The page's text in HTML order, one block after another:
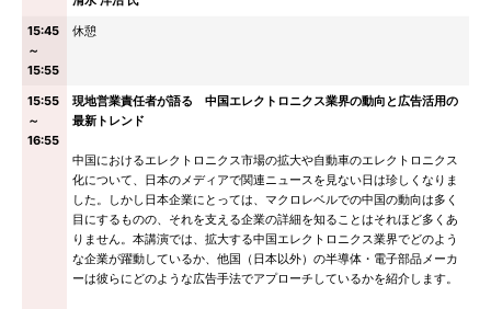
15:45
～
15:55
休憩
15:55
～
16:55
現地営業責任者が語る 中国エレクトロニクス業界の動向と広告活用の
最新トレンド
中国におけるエレクトロニクス市場の拡大や自動車のエレクトロニクス
化について、日本のメディアで関連ニュースを見ない日は珍しくなりま
した。しかし日本企業にとっては、マクロレベルでの中国の動向は多く
目にするものの、それを支える企業の詳細を知ることはそれほど多くあ
りません。本講演では、拡大する中国エレクトロニクス業界でどのよう
な企業が躍動しているか、他国（日本以外）の半導体・電子部品メーカ
ーは彼らにどのような広告手法でアプローチしているかを紹介します。